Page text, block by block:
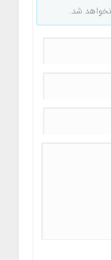
نخواهد شد.